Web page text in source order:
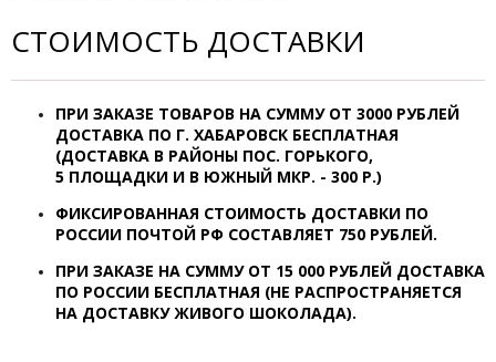
СТОИМОСТЬ ДОСТАВКИ
ПРИ ЗАКАЗЕ ТОВАРОВ НА СУММУ ОТ 3000 РУБЛЕЙ
ДОСТАВКА ПО Г. ХАБАРОВСК БЕСПЛАТНАЯ
(ДОСТАВКА В РАЙОНЫ ПОС. ГОРЬКОГО,
5 ПЛОЩАДКИ И В ЮЖНЫЙ МКР. - 300 Р.)
ФИКСИРОВАННАЯ СТОИМОСТЬ ДОСТАВКИ ПО
РОССИИ ПОЧТОЙ РФ СОСТАВЛЯЕТ 750 РУБЛЕЙ.
ПРИ ЗАКАЗЕ НА СУММУ ОТ 15 000 РУБЛЕЙ ДОСТАВКА
ПО РОССИИ БЕСПЛАТНАЯ (НЕ РАСПРОСТРАНЯЕТСЯ
НА ДОСТАВКУ ЖИВОГО ШОКОЛАДА).